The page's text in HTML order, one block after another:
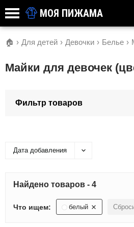
МОЯ ПИЖАМА
🏠 › Для детей › Девочки › Белье ›
Майки для девочек
Фильтр товаров
Дата добавления
Найдено товаров - 4
Что ищем: белый